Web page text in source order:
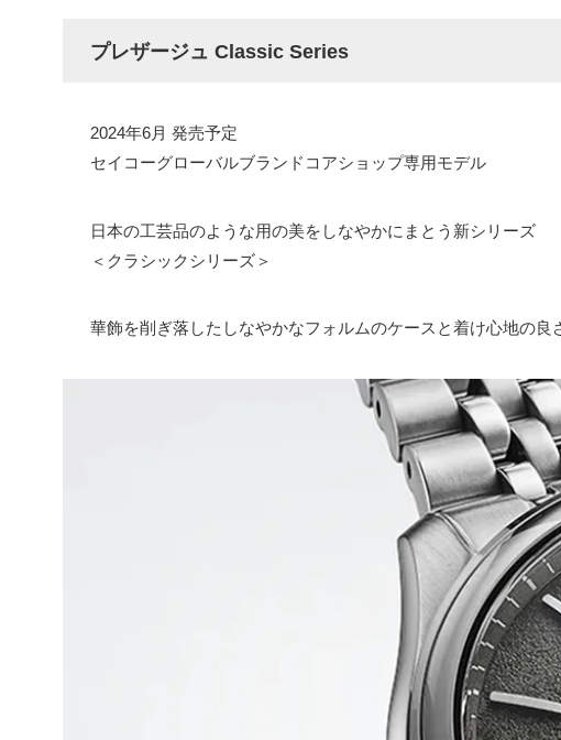
プレザージュ Classic Series
2024年6月 発売予定
セイコーグローバルブランドコアショップ専用モデル
日本の工芸品のような用の美をしなやかにまとう新シリーズ
＜クラシックシリーズ＞
華飾を削ぎ落したしなやかなフォルムのケースと着け心地の良